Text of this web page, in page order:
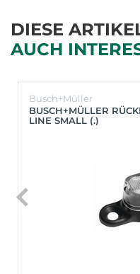
DIESE
AUCH
Busch+Müller
BUSCH+MÜLLER
LINE SMALL (.)